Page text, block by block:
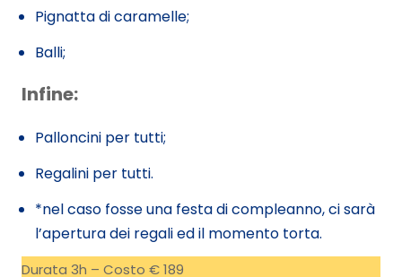
Pignatta di caramelle;
Balli;
Infine:
Palloncini per tutti;
Regalini per tutti.
*nel caso fosse una festa di compleanno, ci sarà
l’apertura dei regali ed il momento torta.
Durata 3h – Costo € 189